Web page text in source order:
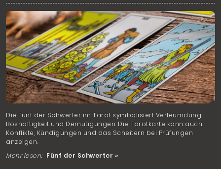
Die Fünf der Schwerter im Tarot symbolisiert Verleumdung,
Boshaftigkeit und Demütigungen. Die Tarotkarte kann auch
Konflikte, Kündigungen und das Scheitern bei Prüfungen
anzeigen.
Mehr lesen: Fünf der Schwerter »